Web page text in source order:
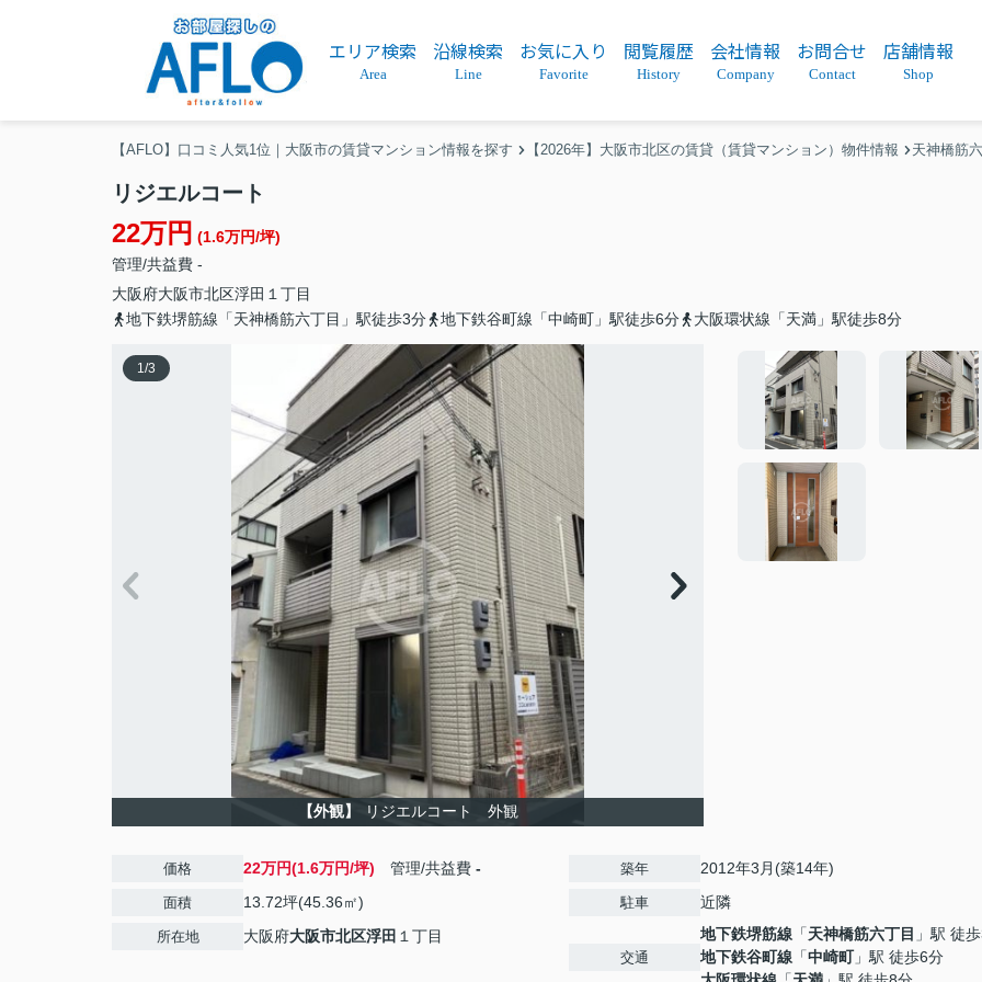
エリア検索
Area
沿線検索
Line
お気に入り
Favorite
閲覧履歴
History
会社情報
Company
お問合せ
Contact
店舗情報
Shop
【AFLO】口コミ人気1位｜大阪市の賃貸マンション情報を探す 【2026年】大阪市北区の賃貸（賃貸マンション）物件情報 天神橋筋
リジエルコート
22万円 (1.6万円/坪)
管理/共益費 -
大阪府大阪市北区浮田 １丁目
地下鉄堺筋線「天神橋筋六丁目」駅徒歩3分
地下鉄谷町線「中崎町」駅徒歩6分 大阪環状線「天満」駅徒歩8分
1/3
【外観】 リジエルコート 外観
価格 22万円(1.6万円/坪) 管理/共益費 -
面積 13.72坪(45.36㎡)
所在地 大阪府大阪市北区浮田 １丁目
築年 2012年3月(築14年)
駐車 近隣
交通
地下鉄堺筋線 「天神橋筋六丁目 」駅 徒
地下鉄谷町線 「中崎町」駅 徒歩6分